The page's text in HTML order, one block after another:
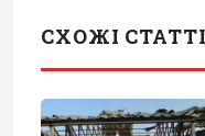
СХОЖІ СТАТТІ